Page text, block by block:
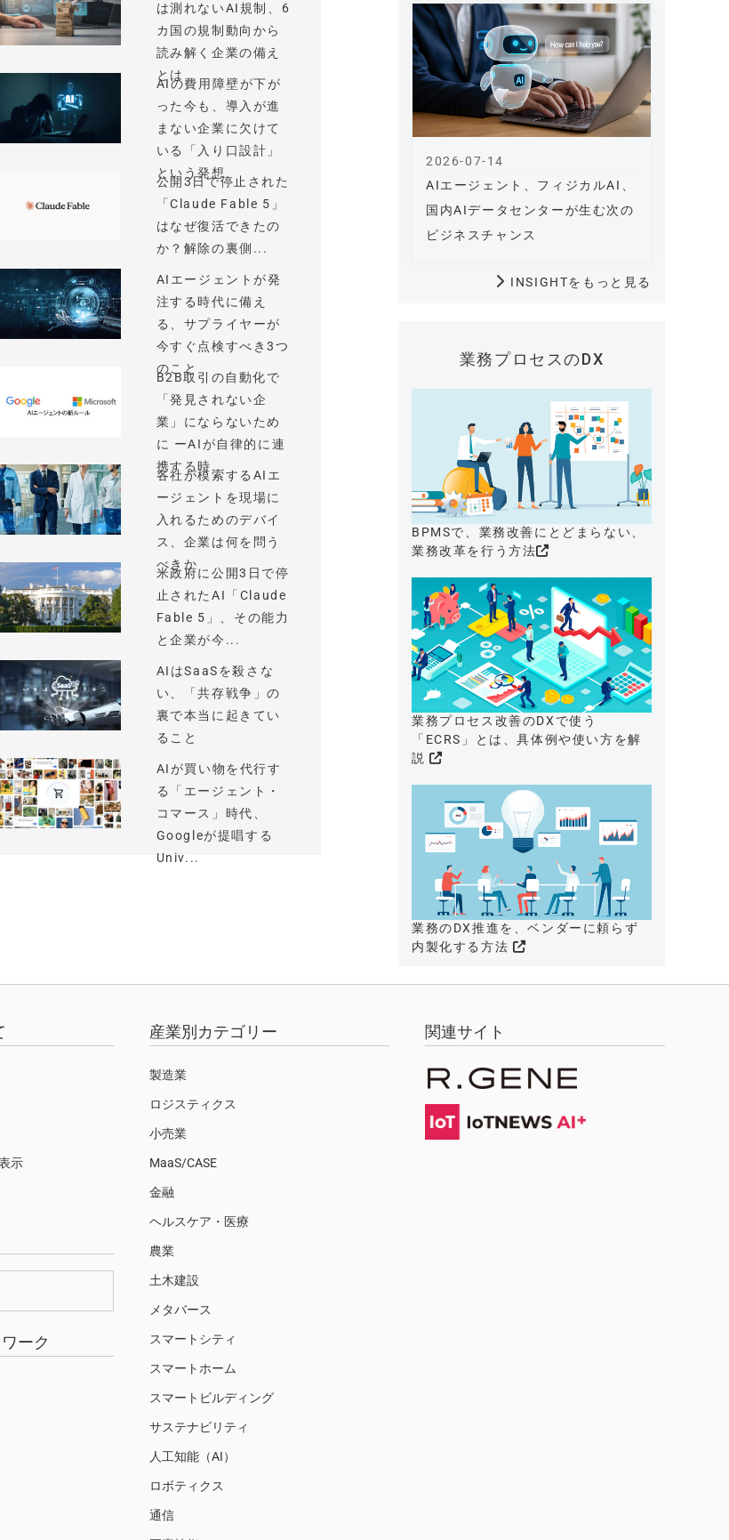
は測れないAI規制、6
カ国の規制動向から
読み解く企業の備え
とは
AIの費用障壁が下が
った今も、導入が進
まない企業に欠けて
いる「入り口設計」
という発想
公開3日で停止された
「Claude Fable 5」
はなぜ復活できたの
か？解除の裏側...
AIエージェントが発
注する時代に備え
る、サプライヤーが
今すぐ点検すべき3つ
のこと
B2B取引の自動化で
「発見されない企
業」にならないため
に ーAIが自律的に連
携する時...
各社が模索するAIエ
ージェントを現場に
入れるためのデバイ
ス、企業は何を問う
べきか
米政府に公開3日で停
止されたAI「Claude
Fable 5」、その能力
と企業が今...
AIはSaaSを殺さな
い、「共存戦争」の
裏で本当に起きてい
ること
AIが買い物を代行す
る「エージェント・
コマース」時代、
Googleが提唱する
Univ...
AIエージェント、フィジカルAI、
国内AIデータセンターが生む次の
ビジネスチャンス
2026-07-14
INSIGHTをもっと見る
業務プロセスのDX
BPMSで、業務改善にとどまらない、
業務改革を行う方法
業務プロセス改善のDXで使う
「ECRS」とは、具体例や使い方を解
説
業務のDX推進を、ベンダーに頼らず
内製化する方法
示
ーク
産業別カテゴリー
製造業
ロジスティクス
小売業
MaaS/CASE
金融
ヘルスケア・医療
農業
土木建設
メタバース
スマートシティ
スマートホーム
スマートビルディング
サステナビリティ
人工知能（AI）
ロボティクス
通信
関連サイト